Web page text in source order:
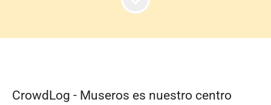
CrowdLog - Museros es nuestro centro